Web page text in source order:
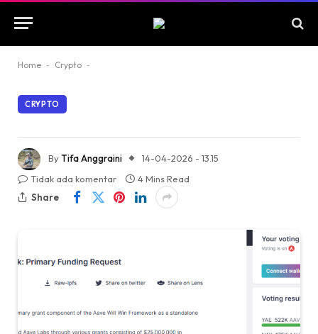
Home - Crypto -
CRYPTO
ByTifa Anggraini
14-04-2026 - 13.15
Tidak ada komentar
4 Mins Read
Share